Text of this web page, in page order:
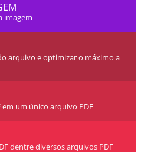
imagem
arquivo e optimizar o máximo a
em um único arquivo PDF
dentre diversos arquivos PDF